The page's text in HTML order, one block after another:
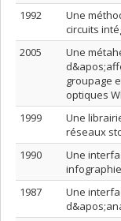
1992
Une
circuits
2005
Une
groupage
optiques
1999
Une
réseaux
1990
Une
1987
Une